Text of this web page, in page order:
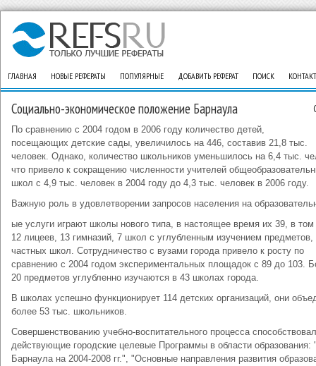
ГЛАВНАЯ НОВЫЕ РЕФЕРАТЫ ПОПУЛЯРНЫЕ ДОБАВИТЬ РЕФЕРАТ ПОИСК
Социально-экономическое положение Барнаула
По сравнению с 2004 годом в 2006 году количество детей,
посещающих детские сады, увеличилось на 446, составив 21,8 тыс.
человек. Однако, количество школьников уменьшилось на 6,4 тыс.
что привело к сокращению численности учителей
школ с 4,9 тыс. человек в 2004 году до 4,3 тыс. человек в 2006 году.
Важную роль в удовлетворении запросов населения на
ые услуги играют школы нового типа, в настоящее время их 39, в
12 лицеев, 13 гимназий, 7 школ с углубленным изучением предметов,
частных школ. Сотрудничество с вузами города привело к росту по
сравнению с 2004 годом экспериментальных площадок с 89 до 103.
20 предметов углубленно изучаются в 43 школах города.
В школах успешно функционирует 114 детских организаций, они
более 53 тыс. школьников.
Совершенствованию учебно-воспитательного процесса
действующие городские целевые Программы в области образования:
Барнаула на 2004-2008 гг.", "Основные направления развития